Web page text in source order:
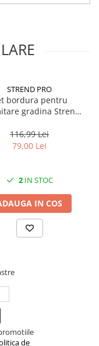
STREND PRO
bordura pentru
gradina Strend
totala 4.8 m
116,99 Lei
79,00 Lei
2IN STOC
IN COS
de